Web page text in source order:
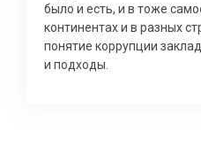
было и есть, и в тоже
континентах и в разных
понятие коррупции
и подходы.